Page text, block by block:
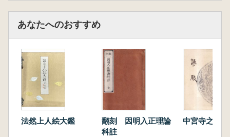
あなたへのおすすめ
法然上人絵大鑑
翻刻 因明入正理論
科註
中宮寺之研究